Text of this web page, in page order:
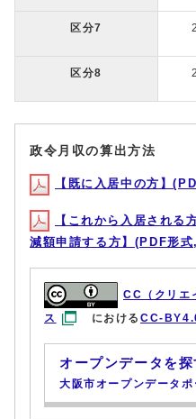
区分7
区分8
政令月収の算出方法
【既に入居中の方】
【これから入居される
減額申請する方】(PDF形
CC（クリエ
ス
におけるCC-
オープンデータを探
大阪市オープンデータポ